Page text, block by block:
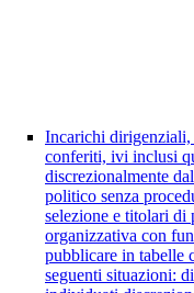
Incarichi dirigenziali,
conferiti, ivi inclusi
discrezionalmente
politico senza
selezione e titolari di
organizzativa con
pubblicare in tabelle
seguenti situazioni: